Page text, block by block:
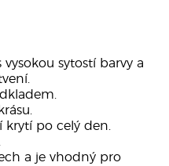
sytostí barvy a
krytí po celý den.
a je vhodný pro